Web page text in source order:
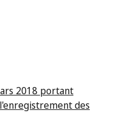
2018 portant
des